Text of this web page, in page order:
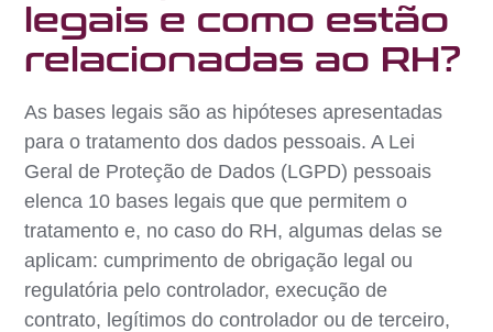
legais e como estão
relacionadas ao RH?
As bases legais são as hipóteses apresentadas
para o tratamento dos dados pessoais. A Lei
Geral de Proteção de Dados (LGPD) pessoais
elenca 10 bases legais que que permitem o
tratamento e, no caso do RH, algumas delas se
aplicam: cumprimento de obrigação legal ou
regulatória pelo controlador, execução de
contrato, legítimos do controlador ou de terceiro,